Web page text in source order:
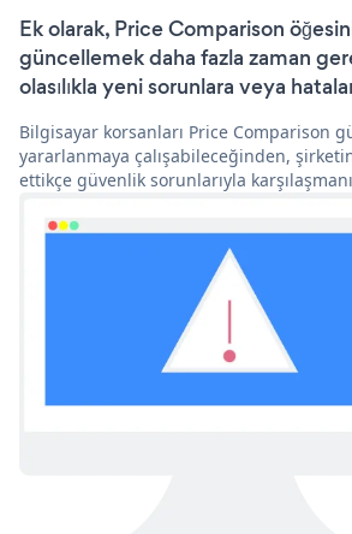
Ek olarak, Price Comparison
güncellemek daha fazla zaman
olasılıkla yeni sorunlara veya
Bilgisayar korsanları Price Comparison
yararlanmaya çalışabileceğinden,
ettikçe güvenlik sorunlarıyla